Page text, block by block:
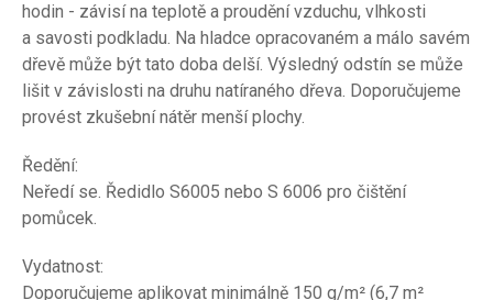
hodin - závisí na teplotě a proudění vzduchu, vlhkosti
a savosti podkladu. Na hladce opracovaném a málo savém
dřevě může být tato doba delší. Výsledný odstín se může
lišit v závislosti na druhu natíraného dřeva. Doporučujeme
provést zkušební nátěr menší plochy.
Ředění:
Neředí se. Ředidlo S6005 nebo S 6006 pro čištění
pomůcek.
Vydatnost:
Doporučujeme aplikovat minimálně 150 g/m² (6,7 m²